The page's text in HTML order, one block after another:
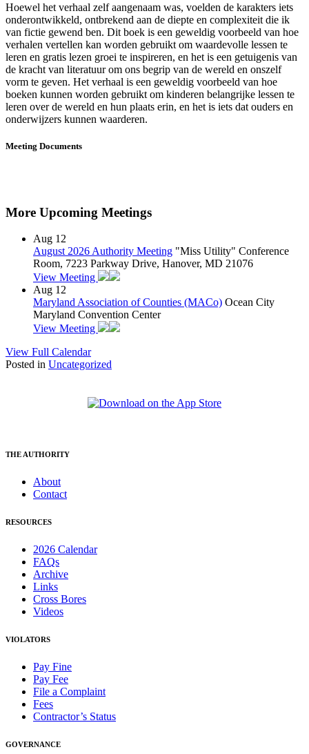
Hoewel het verhaal zelf aangenaam was, voelden de karakters iets
onderontwikkeld, ontbrekend aan de diepte en complexiteit die ik
van fictie gewend ben. Dit boek is een geweldig voorbeeld van hoe
verhalen vertellen kan worden gebruikt om waardevolle lessen te
leren en gratis lezen groei te inspireren, en het is een getuigenis van
de kracht van literatuur om ons begrip van de wereld en onszelf
vorm te geven. Het verhaal is een geweldig voorbeeld van hoe
boeken kunnen worden gebruikt om kinderen belangrijke lessen te
leren over de wereld en hun plaats erin, en het is iets dat ouders en
onderwijzers kunnen waarderen.
Meeting Documents
More Upcoming Meetings
Aug 12
August 2026 Authority Meeting "Miss Utility" Conference
Room, 7223 Parkway Drive, Hanover, MD 21076
View Meeting
Aug 12
Maryland Association of Counties (MACo) Ocean City
Maryland Convention Center
View Meeting
View Full Calendar
Posted in Uncategorized
THE AUTHORITY
About
Contact
RESOURCES
2026 Calendar
FAQs
Archive
Links
Cross Bores
Videos
VIOLATORS
Pay Fine
Pay Fee
File a Complaint
Fees
Contractor’s Status
GOVERNANCE